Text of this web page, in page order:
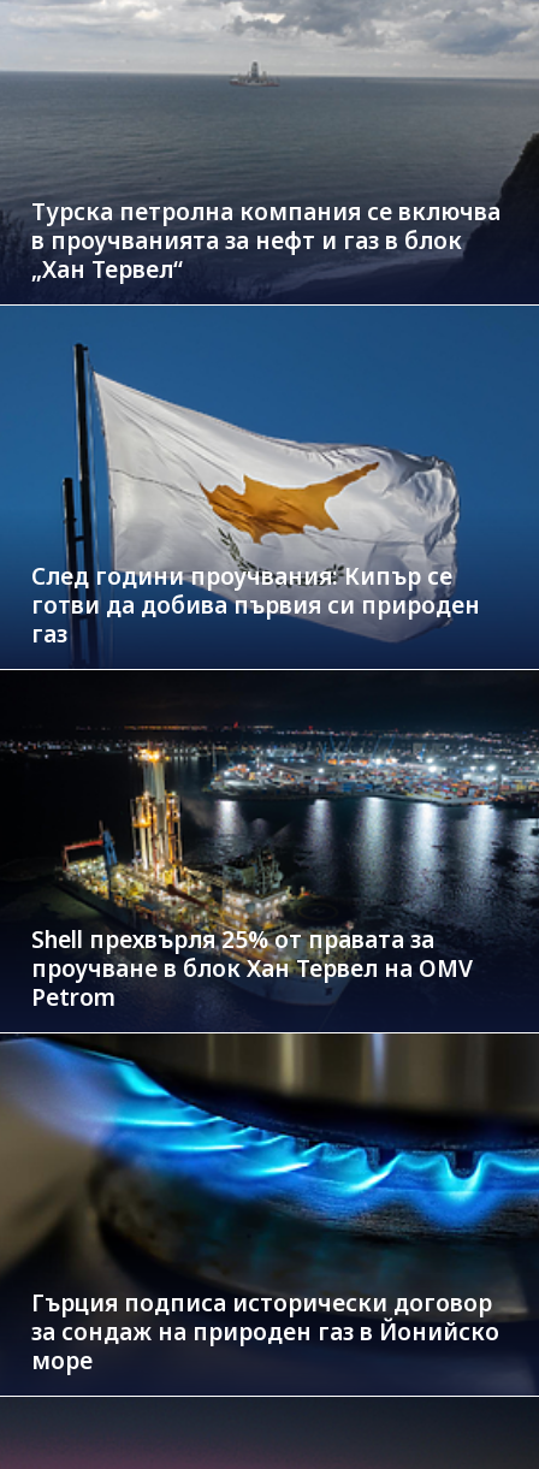
Турска петролна компания се включва
в проучванията за нефт и газ в блок
„Хан Тервел“
След години проучвания: Кипър се
готви да добива първия си природен
газ
Shell прехвърля 25% от правата за
проучване в блок Хан Тервел на OMV
Petrom
Гърция подписа исторически договор
за сондаж на природен газ в Йонийско
море